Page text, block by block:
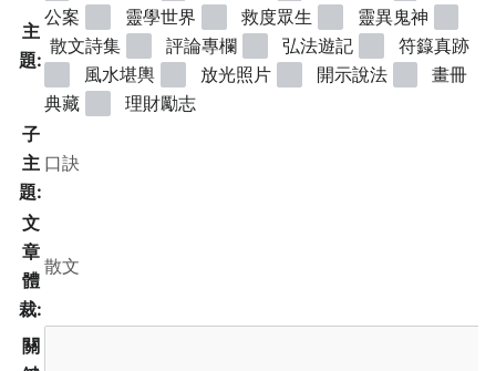
主
題:
公案
靈學世界 救度眾生
靈異鬼神
散文詩集
評論專欄 弘法遊記
符籙真跡
風水堪輿
放光照片 開示說法
畫冊
典藏
理財勵志
子
主
題:
文
章
體
裁:
關